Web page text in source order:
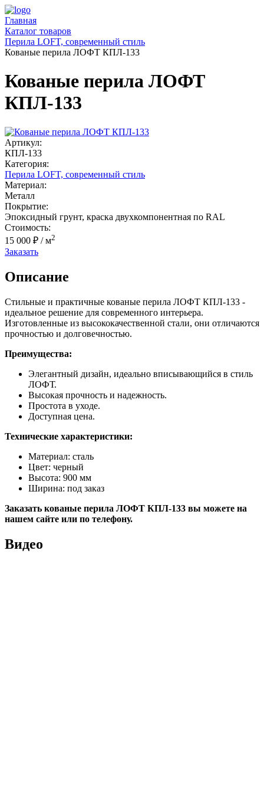
Главная
Каталог товаров
Перила LOFT, современный стиль
Кованые перила ЛОФТ КПЛ-133
Кованые перила ЛОФТ
КПЛ-133
Артикул:
КПЛ-133
Категория:
Перила LOFT, современный стиль
Материал:
Металл
Покрытие:
Эпоксидный грунт, краска двухкомпонентная по RAL
Стоимость:
15 000 ₽ / м2
Заказать
Описание
Стильные и практичные кованые перила ЛОФТ КПЛ-133 -
идеальное решение для современного интерьера.
Изготовленные из высококачественной стали, они отличаются
прочностью и долговечностью.
Преимущества:
Элегантный дизайн, идеально вписывающийся в стиль
ЛОФТ.
Высокая прочность и надежность.
Простота в уходе.
Доступная цена.
Технические характеристики:
Материал: сталь
Цвет: черный
Высота: 900 мм
Ширина: под заказ
Заказать кованые перила ЛОФТ КПЛ-133 вы можете на
нашем сайте или по телефону.
Видео